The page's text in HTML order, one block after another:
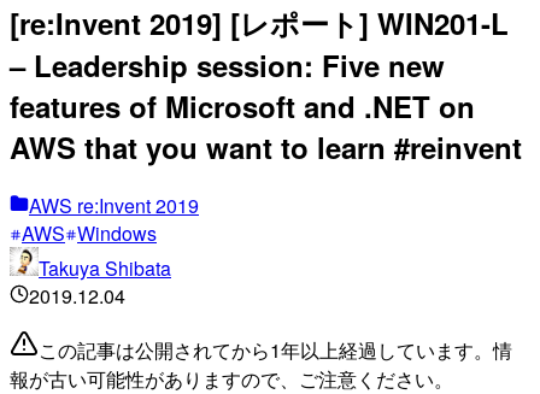
[re:Invent 2019] [レポート] WIN201-L
– Leadership session: Five new
features of Microsoft and .NET on
AWS that you want to learn #reinvent
AWS re:Invent 2019
AWS Windows
Takuya Shibata
2019.12.04
この記事は公開されてから1年以上経過しています。情
報が古い可能性がありますので、ご注意ください。